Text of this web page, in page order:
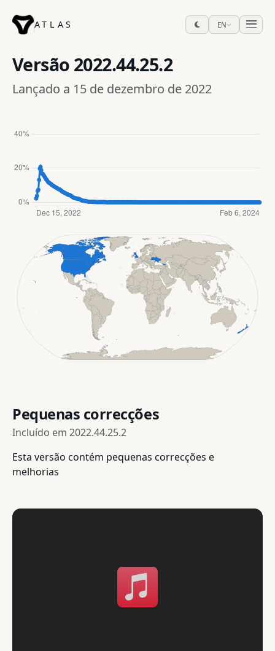
ATLAS EN
Versão 2022.44.25.2
Lançado a 15 de dezembro de 2022
Pequenas correcções
Incluído em 2022.44.25.2
Esta versão contém pequenas correcções e
melhorias